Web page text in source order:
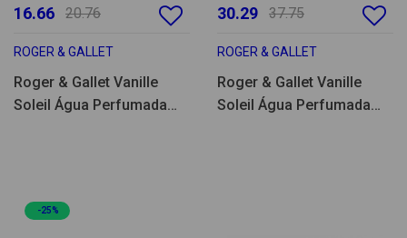
16.66 20.76
ROGER & GALLET
Roger & Gallet Vanille
Soleil Água Perfumada
30.29 37.75
ROGER & GALLET
Roger & Gallet Vanille
Soleil Água Perfumada
-25%